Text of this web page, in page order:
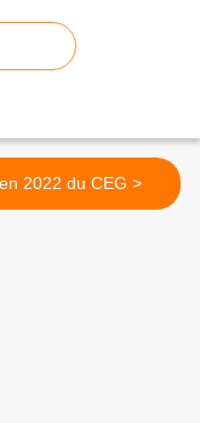
Open 2022 du CEG >